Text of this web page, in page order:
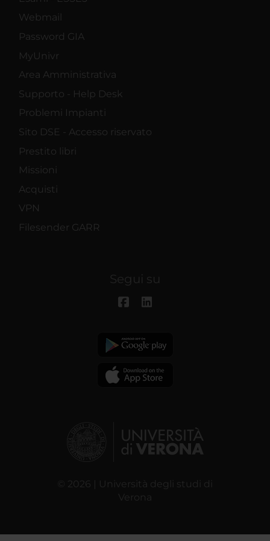
Webmail
Password GIA
MyUnivr
Area Amministrativa
Supporto - Help Desk
Problemi Impianti
Sito DSE - Accesso riservato
Prestito libri
Missioni
Acquisti
VPN
Filesender GARR
Segui su
© 2026 | Università degli studi di
Verona